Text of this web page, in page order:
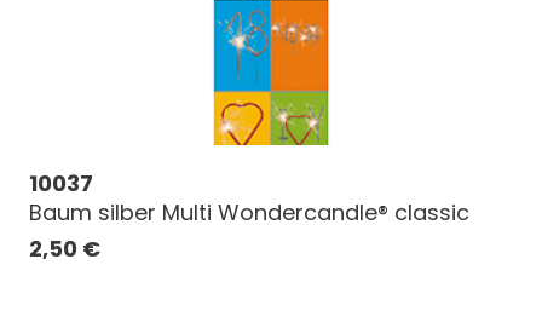
10037
Baum silber Multi Wondercandle® classic
2,50 €